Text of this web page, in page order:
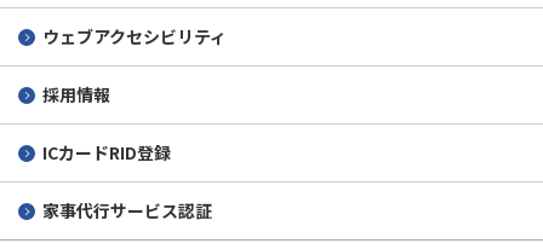
ウェブアクセシビリティ
採用情報
ICカードRID登録
家事代行サービス認証